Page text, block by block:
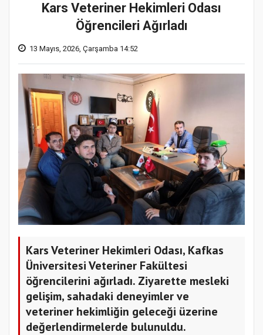
Kars Veteriner Hekimleri Odası
Öğrencileri Ağırladı
13 Mayıs, 2026, Çarşamba 14:52
Kars Veteriner Hekimleri Odası, Kafkas
Üniversitesi Veteriner Fakültesi
öğrencilerini ağırladı. Ziyarette mesleki
gelişim, sahadaki deneyimler ve
veteriner hekimliğin geleceği üzerine
değerlendirmelerde bulunuldu.